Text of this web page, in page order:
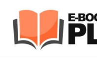
conteúdo